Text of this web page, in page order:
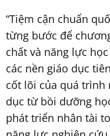
“Tiệm cận chuẩn
từng bước để
chất và năng lực
các nền giáo dục
cốt lõi của quá trình
dục từ bồi dưỡng
phát triển nhân tài